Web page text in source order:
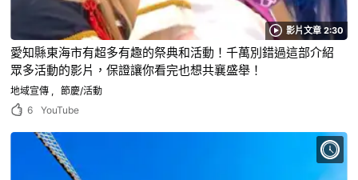
影片文章 2:30
愛知縣東海市有超多有趣的祭典和活動！千萬別錯過這部介紹
眾多活動的影片，保證讓你看完也想共襄盛舉！
地域宣傳
節慶/活動
6
YouTube